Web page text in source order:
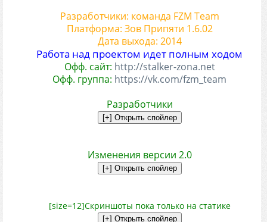
Разработчики: команда FZM Team
Платформа: Зов Припяти 1.6.02
Дата выхода: 2014
Работа над проектом идет полным ходом
Офф. сайт: http://stalker-zona.net
Офф. группа: https://vk.com/fzm_team
Разработчики
Изменения версии 2.0
[size=12]Скриншоты пока только на статике